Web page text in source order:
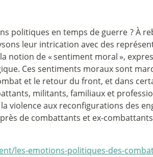
politiques en temps de guerre ? À
leur intrication avec des
notion de «sentiment moral»,
Ces sentiments moraux sont
et le retour du front, et dans
militants, familiaux et
violence aux reconfigurations des
de combattants et ex-combattants
les-emotions-politiques-des-